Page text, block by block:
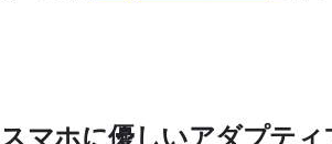
スマホに優しいアダプティ